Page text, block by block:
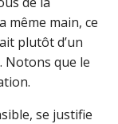
même main, ce
plutôt d’un
Notons que le
se justifie